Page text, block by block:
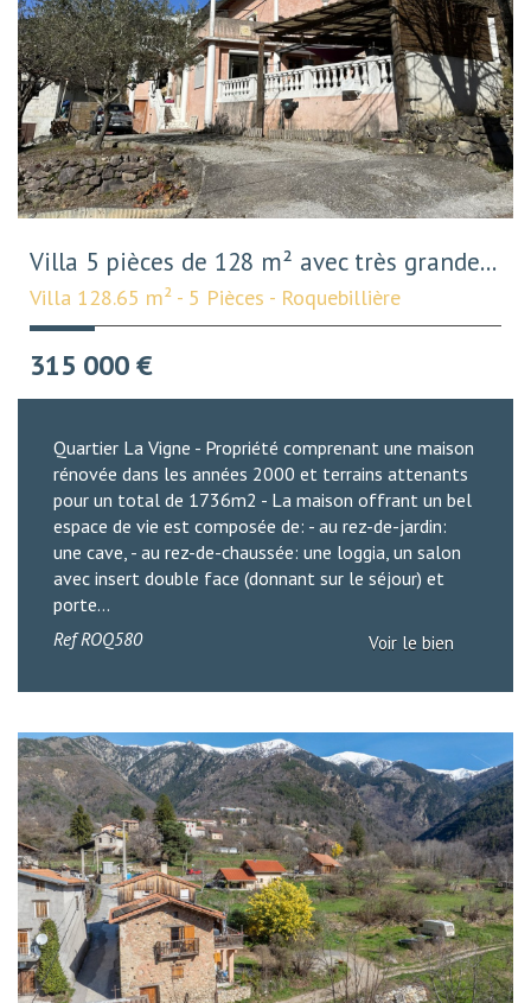
Villa 5 pièces de 128 m² avec très grande...
Villa 128.65 m² - 5 Pièces - Roquebillière
315 000€
Quartier La Vigne - Propriété comprenant une maison
rénovée dans les années 2000 et terrains attenants
pour un total de 1736m2 - La maison offrant un bel
espace de vie est composée de: - au rez-de-jardin:
une cave, - au rez-de-chaussée: une loggia, un salon
avec insert double face (donnant sur le séjour) et
porte...
RefROQ580 Voir le bien